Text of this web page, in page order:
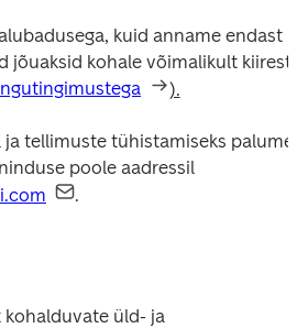
kuid anname endast
jõuaksid kohale võimalikult kiiresti
).
tellimuste tühistamiseks palume
.
kohalduvate üld- ja